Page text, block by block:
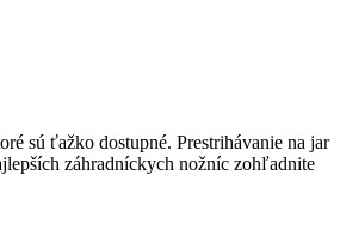
sú ťažko dostupné. Prestrihávanie na jar
záhradníckych nožníc zohľadnite